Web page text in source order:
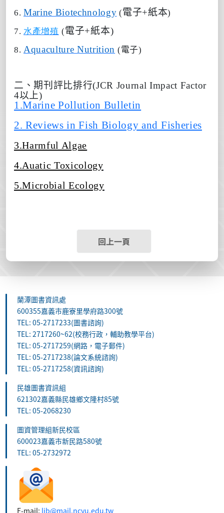
6.Marine Biotechnology (電子+紙本)
7.水產增殖 (電子+紙本)
8.Aquaculture Nutrition (電子)
二、期刊評比排行(JCR Journal Impact Factor
4以上)
1.Marine Pollution Bulletin
2. Reviews in Fish Biology and Fisheries
3.Harmful Algae
4.Auatic Toxicology
5.Microbial Ecology
回上一頁
蘭潭圖書資訊處
600355嘉義市鹿寮里學府路300號
TEL: 05-2717233(圖書諮詢)
TEL: 2717260~62(校務行政，輔助教學平台)
TEL: 05-2717259(網路，電子郵件)
TEL: 05-2717238(論文系統諮詢)
TEL: 05-2717258(資訊諮詢)
民雄圖書資訊組
621302嘉義縣民雄鄉文隆村85號
TEL: 05-2068230
圖資管理組新民校區
600023嘉義市新民路580號
TEL: 05-2732972
E-mail: lib@mail.ncyu.edu.tw